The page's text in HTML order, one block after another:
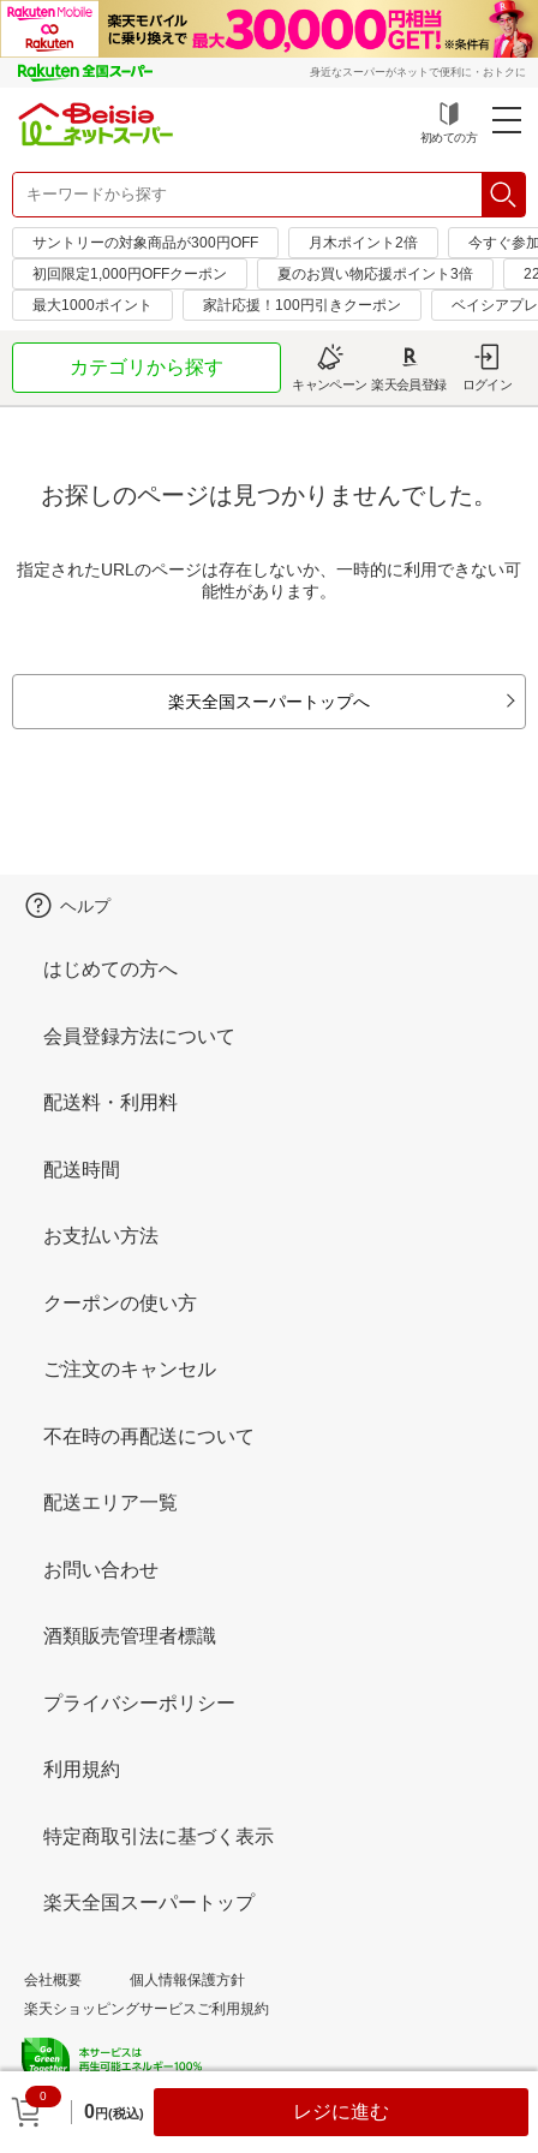
身近なスーパーがネットで便利に・おトクに
初めての方
サントリーの対象商品が300円OFF 月木ポイント2倍
今すぐ参
初回限定1,000円OFFクーポン
夏のお買い物応援ポイント3倍
最大1000ポイント
家計応援！100円引きクーポン ベイシアプ
カテゴリから探す
キャンペーン 楽天会員登録 ログイン
お探しのページは見つかりませんでした。
指定されたURLのページは存在しないか、一時的に利用できない可
能性があります。
楽天全国スーパートップへ
0
0円(税込) レジに進む
ヘルプ
はじめての方へ
会員登録方法について
配送料・利用料
配送時間
お支払い方法
クーポンの使い方
ご注文のキャンセル
不在時の再配送について
配送エリア一覧
お問い合わせ
酒類販売管理者標識
プライバシーポリシー
利用規約
特定商取引法に基づく表示
楽天全国スーパートップ
会社概要
個人情報保護方針
楽天ショッピングサービスご利用規約
© Rakuten Group, Inc.